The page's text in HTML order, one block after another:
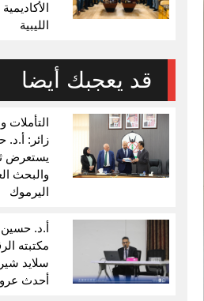
الليبية
قد يعجبك أيضا
التأملات
زائر:
يستعرض
والبحث
اليرموك
أ.د.
مكتبته
سلايد شير
أحدث